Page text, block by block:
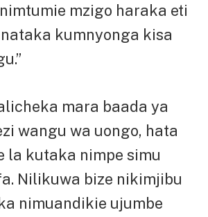
mzigo haraka eti
kumnyonga kisa
mara baada ya
wangu wa uongo, hata
la kutaka nimpe simu
Nilikuwa bize nikimjibu
nimuandikie ujumbe